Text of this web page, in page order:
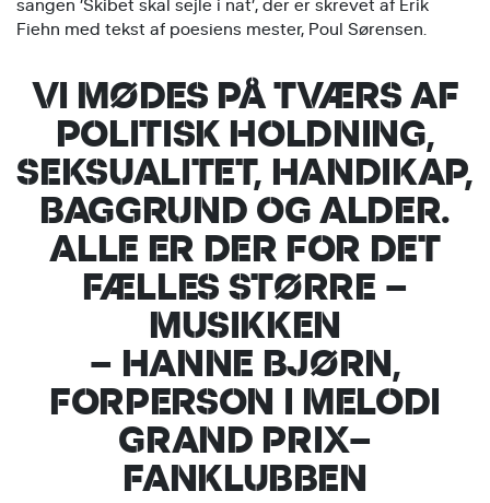
sangen ’Skibet skal sejle i nat’, der er skrevet af Erik
Fiehn med tekst af poesiens mester, Poul Sørensen.
VI MØDES PÅ TVÆRS AF
POLITISK HOLDNING,
SEKSUALITET, HANDIKAP,
BAGGRUND OG ALDER.
ALLE ER DER FOR DET
FÆLLES STØRRE –
MUSIKKEN
– HANNE BJØRN,
FORPERSON I MELODI
GRAND PRIX–
FANKLUBBEN